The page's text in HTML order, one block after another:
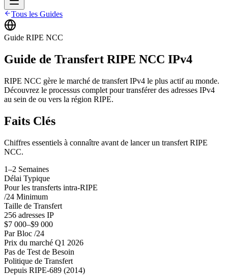
Tous les Guides
Guide RIPE NCC
Guide de Transfert RIPE NCC IPv4
RIPE NCC gère le marché de transfert IPv4 le plus actif au monde.
Découvrez le processus complet pour transférer des adresses IPv4
au sein de ou vers la région RIPE.
Faits Clés
Chiffres essentiels à connaître avant de lancer un transfert RIPE
NCC.
1–2 Semaines
Délai Typique
Pour les transferts intra-RIPE
/24 Minimum
Taille de Transfert
256 adresses IP
$7 000–$9 000
Par Bloc /24
Prix du marché Q1 2026
Pas de Test de Besoin
Politique de Transfert
Depuis RIPE-689 (2014)